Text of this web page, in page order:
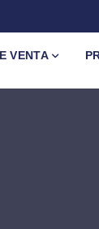
VENTA